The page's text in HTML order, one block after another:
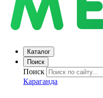
Каталог
Поиск
Поиск
Караганда